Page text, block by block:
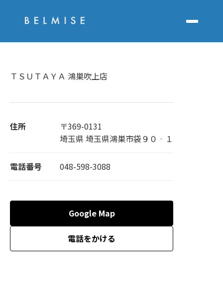
ＴＳＵＴＡＹＡ 鴻巣吹上店
住所
〒369-0131
埼玉県 埼玉県鴻巣市袋９０‐１
電話番号 048-598-3088
Google Map
電話をかける